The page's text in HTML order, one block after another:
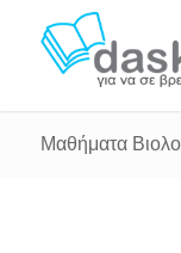
Μαθήματα